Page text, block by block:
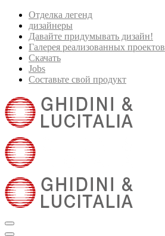
Отделка легенд
дизайнеры
Давайте придумывать дизайн!
Галерея реализованных проектов
Скачать
Jobs
Составьте свой продукт